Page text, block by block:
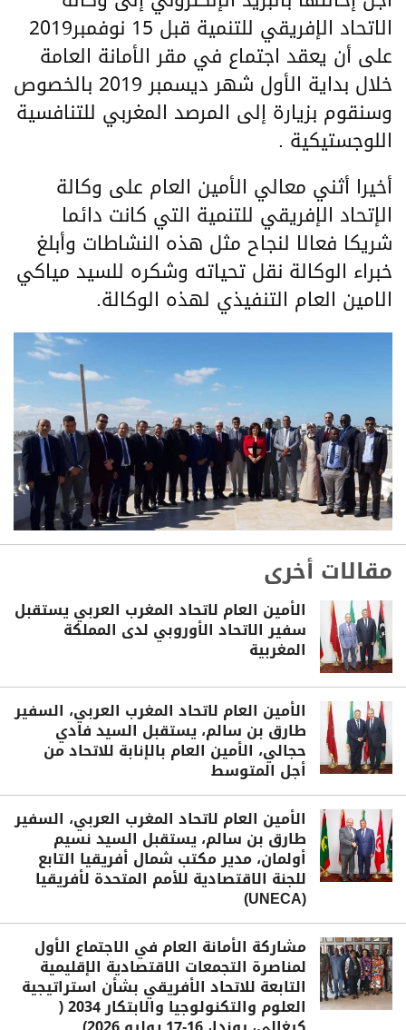
الاتحاد الإفريقي للتنمية قبل 15 نوفمبر2019
على أن يعقد اجتماع في مقر الأمانة العامة
خلال بداية الأول شهر ديسمبر 2019 بالخصوص
وسنقوم بزيارة إلى المرصد المغربي للتنافسية
اللوجستيكية .
أخيرا أثني معالي الأمين العام على وكالة
الإتحاد الإفريقي للتنمية التي كانت دائما
شريكا فعالا لنجاح مثل هذه النشاطات وأبلغ
خبراء الوكالة نقل تحياته وشكره للسيد مياكي
الامين العام التنفيذي لهذه الوكالة.
مقالات أخرى
الأمين العام لاتحاد المغرب العربي يستقبل
سفير الاتحاد الأوروبي لدى المملكة
المغربية
الأمين العام لاتحاد المغرب العربي، السفير
طارق بن سالم، يستقبل السيد فادي
حجالي، الأمين العام بالإنابة للاتحاد من
أجل المتوسط
الأمين العام لاتحاد المغرب العربي، السفير
طارق بن سالم، يستقبل السيد نسيم
أولمان، مدير مكتب شمال أفريقيا التابع
للجنة الاقتصادية للأمم المتحدة لأفريقيا
(UNECA)
مشاركة الأمانة العام في الاجتماع الأول
لمناصرة التجمعات الاقتصادية الإقليمية
التابعة للاتحاد الأفريقي بشأن استراتيجية
العلوم والتكنولوجيا والابتكار 2034 (